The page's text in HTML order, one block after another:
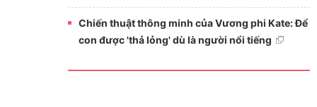
Chiến thuật thông minh của Vương phi Kate: Để
con được 'thả lỏng' dù là người nổi tiếng